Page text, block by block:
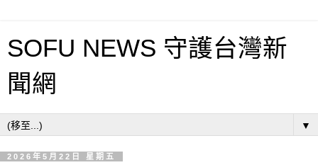
SOFU NEWS 守護台灣新
聞網
▼
2026年5月22日 星期五